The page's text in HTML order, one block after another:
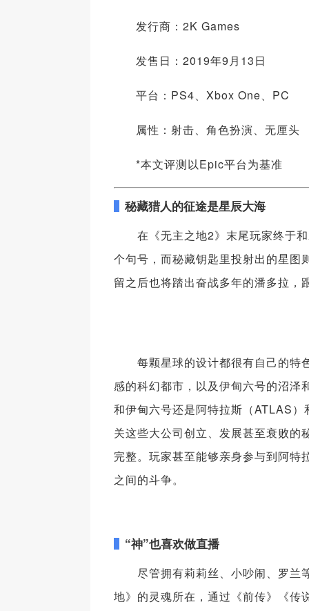
发行商：2K Games
发售日：2019年9月13日
平台：PS4、Xbox One、PC
属性：射击、角色扮演、无厘头
*本文评测以Epic平台为基准
秘藏猎人的征途是星辰大海
在《无主之地2》末尾玩家终于
个句号，而秘藏钥匙里投射出的星图
留之后也将踏出奋战多年的潘多拉，
每颗星球的设计都很有自己的特
感的科幻都市，以及伊甸六号的沼泽
和伊甸六号还是阿特拉斯（ATLAS
关这些大公司创立、发展甚至衰败的
完整。玩家甚至能够亲身参与到阿特
之间的斗争。
“神”也喜欢做直播
尽管拥有莉莉丝、小吵闹、罗兰
地》的灵魂所在，通过《前传》《传